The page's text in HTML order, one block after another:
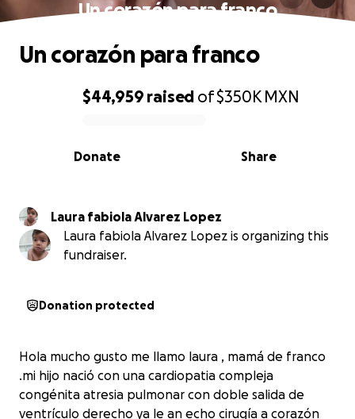
Un corazón para franco
0% complete
$44,959 raised of$350K MXN
Share
Donate
Un corazón para franco
Laura fabiola Alvarez Lopez
Laura fabiola Alvarez Lopez is organizing this
fundraiser.
Donation protected
Hola mucho gusto me llamo laura , mamá de franco
.mi hijo nació con una cardiopatia compleja
congénita atresia pulmonar con doble salida de
ventrículo derecho ya le an echo cirugía a corazón